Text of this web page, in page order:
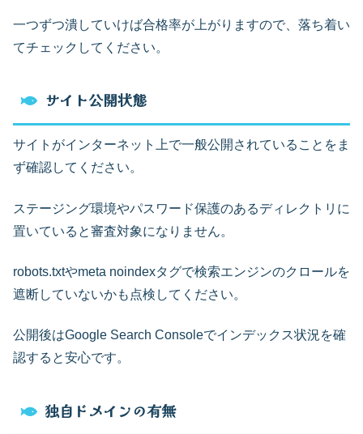
一つずつ潰していけば合格率が上がりますので、落ち着い
てチェックしてください。
サイト公開状態
サイトがインターネット上で一般公開されていることをま
ず確認してください。
ステージング環境やパスワード保護のあるディレクトリに
置いていると審査対象になりません。
robots.txtやmeta noindexタグで検索エンジンのクロールを
遮断していないかも点検してください。
公開後はGoogle Search Consoleでインデックス状況を確
認すると安心です。
独自ドメインの有無